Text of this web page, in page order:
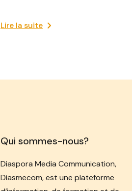
Lire la suite
Qui sommes-nous?
Diaspora Media Communication,
Diasmecom, est une plateforme